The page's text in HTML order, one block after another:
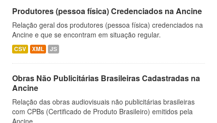
Produtores (pessoa física) Credenciados na Ancine
Relação geral dos produtores (pessoa física) credenciados na
Ancine e que se encontram em situação regular.
CSV XML JS
Obras Não Publicitárias Brasileiras Cadastradas na
Ancine
Relação das obras audiovisuais não publicitárias brasileiras
com CPBs (Certificado de Produto Brasileiro) emitidos pela
Ancine.